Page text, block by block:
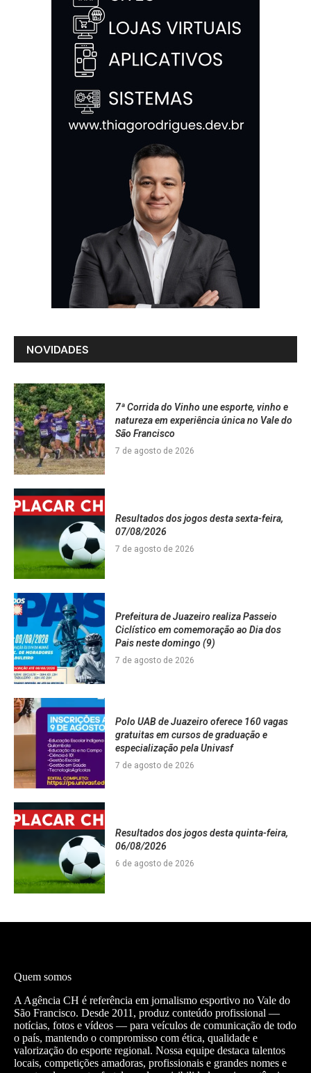
NOVIDADES
7ª Corrida do Vinho une esporte, vinho e
natureza em experiência única no Vale do
São Francisco
7 de agosto de 2026
Resultados dos jogos desta sexta-feira,
07/08/2026
7 de agosto de 2026
Prefeitura de Juazeiro realiza Passeio
Ciclístico em comemoração ao Dia dos
Pais neste domingo (9)
7 de agosto de 2026
Polo UAB de Juazeiro oferece 160 vagas
gratuitas em cursos de graduação e
especialização pela Univasf
7 de agosto de 2026
Resultados dos jogos desta quinta-feira,
06/08/2026
6 de agosto de 2026
Quem somos
A Agência CH é referência em jornalismo esportivo no Vale do
São Francisco. Desde 2011, produz conteúdo profissional —
notícias, fotos e vídeos — para veículos de comunicação de todo
o país, mantendo o compromisso com ética, qualidade e
valorização do esporte regional. Nossa equipe destaca talentos
locais, competições amadoras, profissionais e grandes nomes e